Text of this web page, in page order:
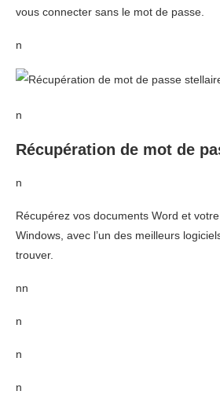
vous connecter sans le mot de passe.
n
n
Récupération de mot de
n
Récupérez vos documents Word et
Windows, avec l’un des meilleurs
trouver.
nn
n
n
n